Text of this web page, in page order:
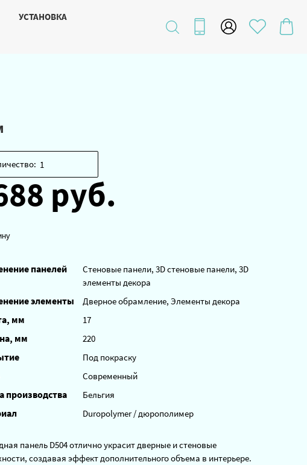
УСТАНОВКА
руб.
панелей
Стеновые панели, 3D стеновые панели, 3D
элементы декора
элементы Дверное обрамление, Элементы декора
мм 17
мм 220
Под покраску
Современный
производства Бельгия
Duropolymer / дюрополимер
панель D504 отлично украсит дверные и стеновые
создавая эффект дополнительного объема в интерьере.